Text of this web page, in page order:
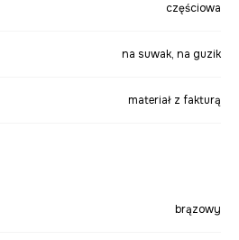
częściowa
na suwak, na guzik
materiał z fakturą
brązowy